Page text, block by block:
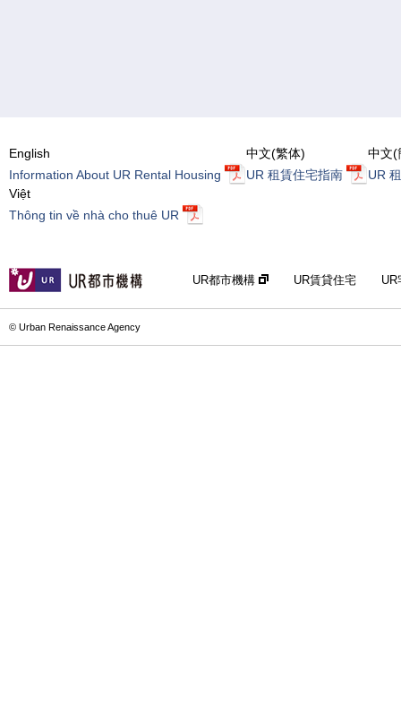
English
Information About UR Rental Housing
中文(繁体)
UR 租賃住宅指南
中文(
UR
Việt
Thông tin về nhà cho thuê UR
UR都市機構 UR賃貸住宅
© Urban Renaissance Agency